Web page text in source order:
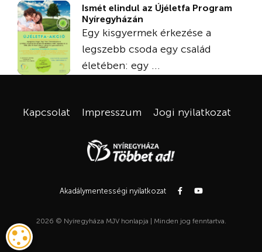
Ismét elindul az Újéletfa Program
Nyíregyházán
Egy kisgyermek érkezése a
legszebb csoda egy család
életében: egy ...
Kapcsolat Impresszum Jogi nyilatkozat
Akadálymentességi nyilatkozat
2026 © Nyíregyháza MJV honlapja | Minden jog fenntartva.